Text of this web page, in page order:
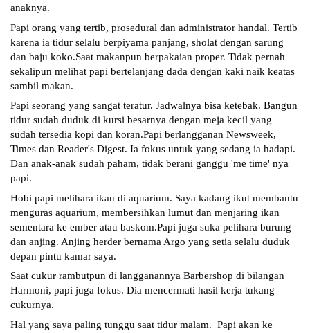
anaknya.
Papi orang yang tertib, prosedural dan administrator handal. Tertib
karena ia tidur selalu berpiyama panjang, sholat dengan sarung
dan baju koko.Saat makanpun berpakaian proper. Tidak pernah
sekalipun melihat papi bertelanjang dada dengan kaki naik keatas
sambil makan.
Papi seorang yang sangat teratur. Jadwalnya bisa ketebak. Bangun
tidur sudah duduk di kursi besarnya dengan meja kecil yang
sudah tersedia kopi dan koran.Papi berlangganan Newsweek,
Times dan Reader's Digest. Ia fokus untuk yang sedang ia hadapi.
Dan anak-anak sudah paham, tidak berani ganggu 'me time' nya
papi.
Hobi papi melihara ikan di aquarium. Saya kadang ikut membantu
menguras aquarium, membersihkan lumut dan menjaring ikan
sementara ke ember atau baskom.Papi juga suka pelihara burung
dan anjing. Anjing herder bernama Argo yang setia selalu duduk
depan pintu kamar saya.
Saat cukur rambutpun di langganannya Barbershop di bilangan
Harmoni, papi juga fokus. Dia mencermati hasil kerja tukang
cukurnya.
Hal yang saya paling tunggu saat tidur malam.  Papi akan ke